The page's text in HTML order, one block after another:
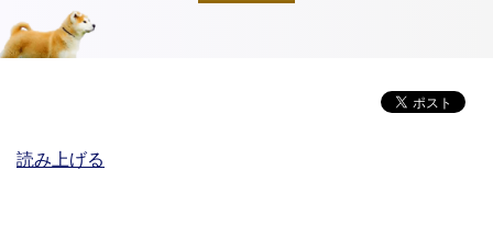
読み上げる